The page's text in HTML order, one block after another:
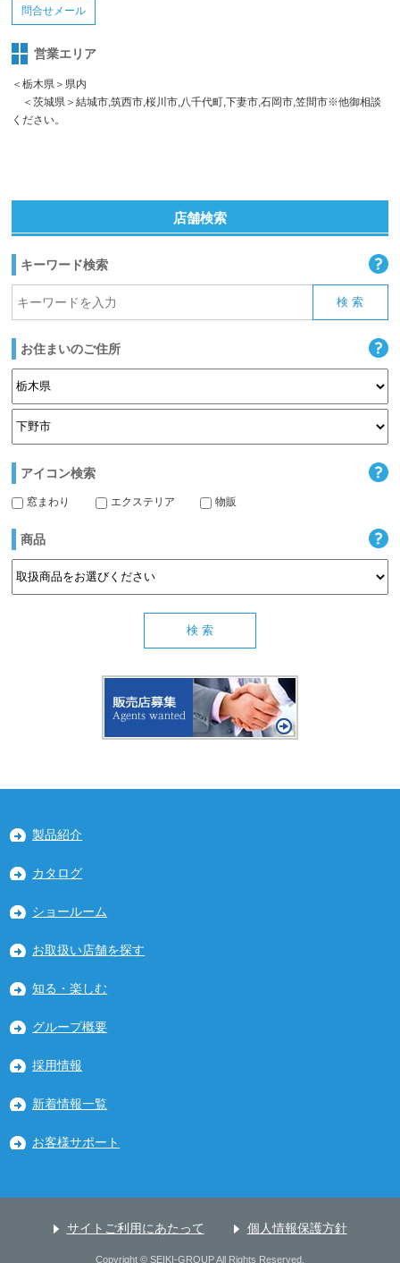
問合せメール
営業エリア
＜栃木県＞県内
＜茨城県＞結城市,筑西市,桜川市,八千代町,下妻市,石岡市,笠間市※他御相談
ください。
店舗検索
キーワード検索
お住まいのご住所
アイコン検索
窓まわり エクステリア 物販
商品
製品紹介
カタログ
ショールーム
お取扱い店舗を探す
知る・楽しむ
グループ概要
採用情報
新着情報一覧
お客様サポート
サイトご利用にあたって 個人情報保護方針
Copyright © SEIKI-GROUP All Rights Reserved.